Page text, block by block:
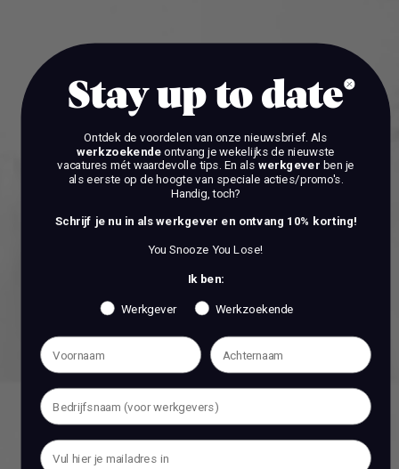
Stay up to date
Ontdek de voordelen van onze nieuwsbrief. Als
werkzoekendeontvang je wekelijks de nieuwste
vacatures mét waardevolle tips. En als werkgever ben je
als eerste op de hoogte van speciale acties/promo's.
Handig, toch?
Schrijf je nu in als werkgever en ontvang 10% korting!
You Snooze You Lose!
Ik ben:
Werkgever Werkzoekende